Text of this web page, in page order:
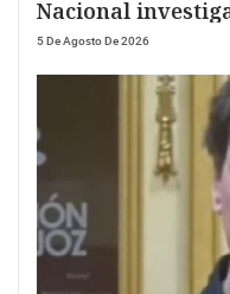
Nacional
previas
5 De Agosto De 2026